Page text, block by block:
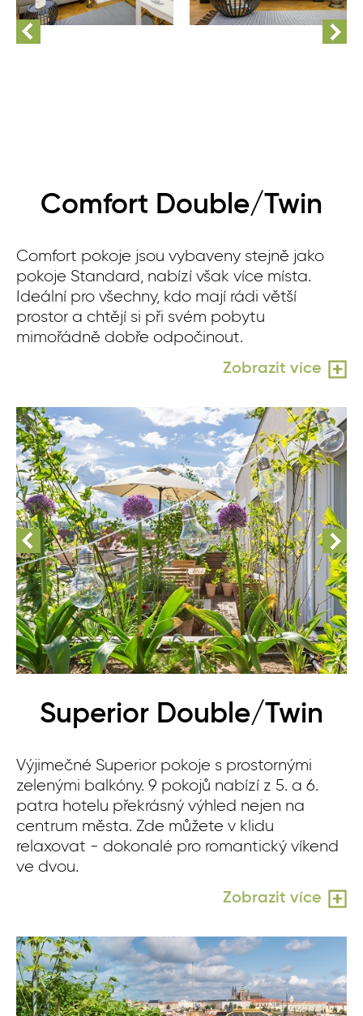
Comfort Double/Twin
Comfort pokoje jsou vybaveny stejně jako
pokoje Standard, nabízí však více místa.
Ideální pro všechny, kdo mají rádi větší
prostor a chtějí si při svém pobytu
mimořádně dobře odpočinout.
Zobrazit více
Superior Double/Twin
Výjimečné Superior pokoje s prostornými
zelenými balkóny. 9 pokojů nabízí z 5. a 6.
patra hotelu překrásný výhled nejen na
centrum města. Zde můžete v klidu
relaxovat - dokonalé pro romantický víkend
ve dvou.
Zobrazit více